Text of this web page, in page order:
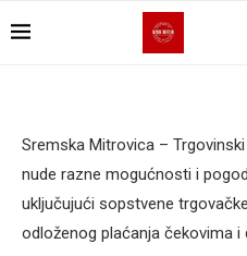
Sremska Mitrovica –
nude razne mogućnosti i
uključujući sopstvene
odloženog plaćanja čekovima i